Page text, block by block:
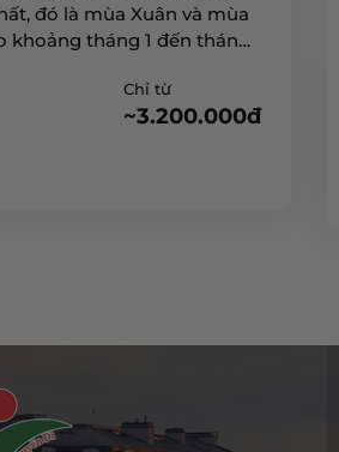
đó là mùa Xuân và mùa
khoảng tháng 1 đến tháng
Chỉ từ
~3.200.000đ